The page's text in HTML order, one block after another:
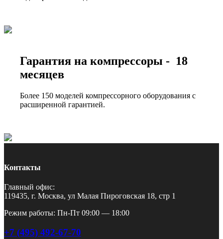
Гарантия на компрессоры - 18
месяцев
Более 150 моделей компрессорного оборудования с
расширенной гарантией.
Контакты
Главный офис:
119435, г. Москва, ул Малая Пироговская 18, стр 1
Режим работы: Пн-Пт 09:00 — 18:00
+7 (495) 492-67-70